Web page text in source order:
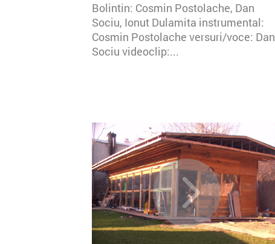
Bolintin: Cosmin Postolache, Dan
Sociu, Ionut Dulamita instrumental:
Cosmin Postolache versuri/voce: Dan
Sociu videoclip:...